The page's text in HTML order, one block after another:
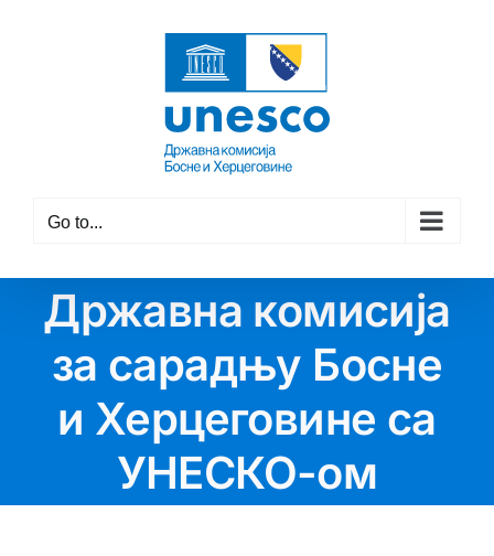
Go to...
Државна комисија
за сарадњу Босне
и Херцеговине са
УНЕСКО-ом